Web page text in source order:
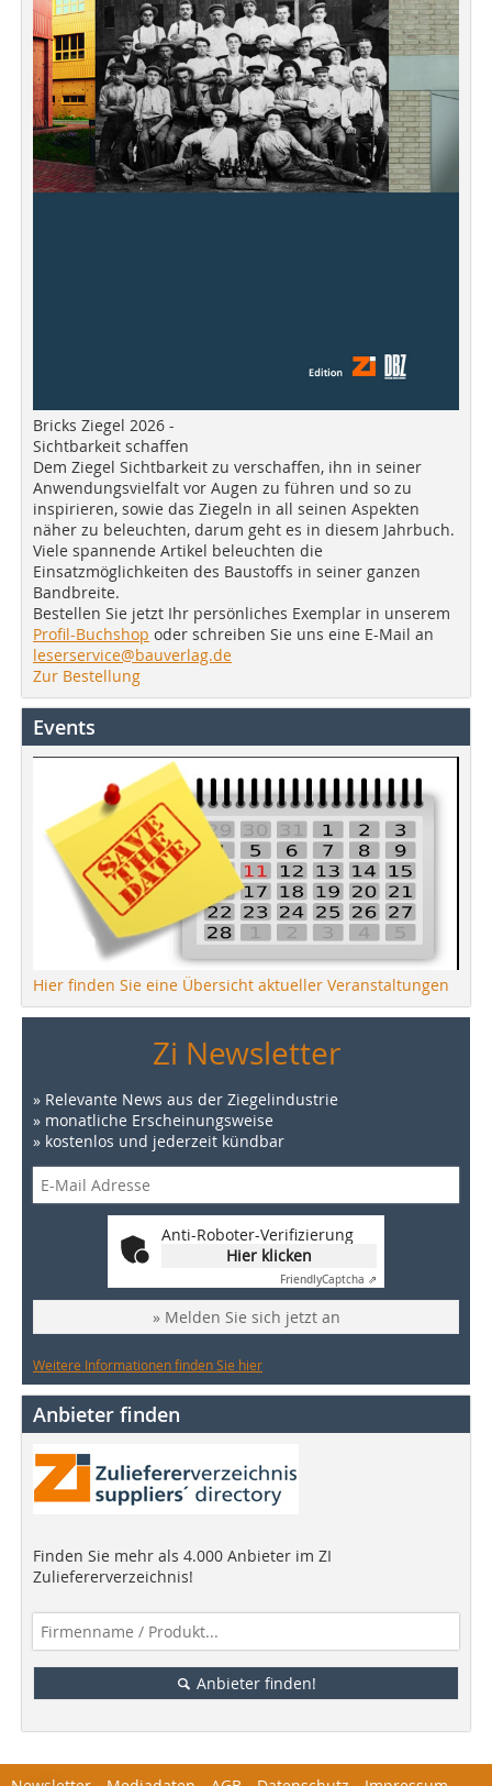
Bricks Ziegel 2026 -
Sichtbarkeit schaffen
Dem Ziegel Sichtbarkeit zu verschaffen, ihn in seiner
Anwendungsvielfalt vor Augen zu führen und so zu
inspirieren, sowie das Ziegeln in all seinen Aspekten
näher zu beleuchten, darum geht es in diesem Jahrbuch.
Viele spannende Artikel beleuchten die
Einsatzmöglichkeiten des Baustoffs in seiner ganzen
Bandbreite.
Bestellen Sie jetzt Ihr persönliches Exemplar in unserem
Profil-Buchshop oder schreiben Sie uns eine E-Mail an
leserservice@bauverlag.de
Zur Bestellung
Events
Hier finden Sie eine Übersicht aktueller Veranstaltungen
Zi Newsletter
» Relevante News aus der Ziegelindustrie
» monatliche Erscheinungsweise
» kostenlos und jederzeit kündbar
Anti-Roboter-Verifizierung
Hier klicken
FriendlyCaptcha ⇗
» Melden Sie sich jetzt an
Weitere Informationen finden Sie hier
Anbieter finden
Finden Sie mehr als 4.000 Anbieter im ZI
Zuliefererverzeichnis!
Anbieter finden!